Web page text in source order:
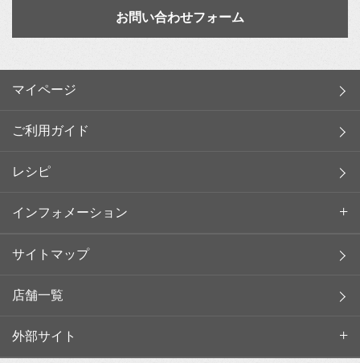
お問い合わせフォーム
マイページ
ご利用ガイド
レシピ
インフォメーション
サイトマップ
店舗一覧
外部サイト